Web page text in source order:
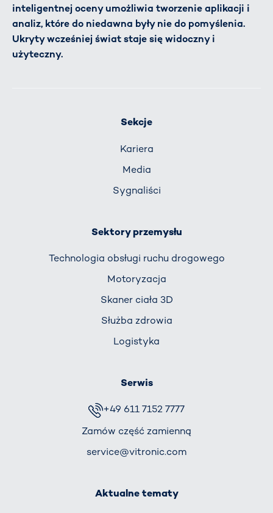
inteligentnej oceny umożliwia tworzenie aplikacji i
analiz, które do niedawna były nie do pomyślenia.
Ukryty wcześniej świat staje się widoczny i
użyteczny.
Sekcje
Kariera
Media
Sygnaliści
Sektory przemysłu
Technologia obsługi ruchu drogowego
Motoryzacja
Skaner ciała 3D
Służba zdrowia
Logistyka
Serwis
+49 611 7152 7777
Zamów część zamienną
service@vitronic.com
Aktualne tematy